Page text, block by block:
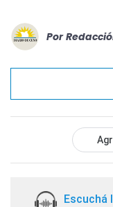
Por
Escuchá